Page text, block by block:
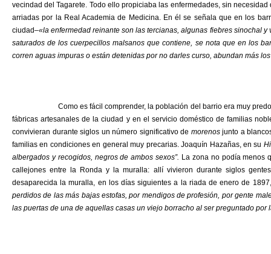
vecindad del Tagarete. Todo ello propiciaba las enfermedades, sin
arriadas por la Real Academia de Medicina. En él se señala que en los
ciudad–«la enfermedad reinante son las tercianas, algunas fiebres sinochal
saturados de los cuerpecillos malsanos que contiene, se nota que en los
corren aguas impuras o están detenidas por no darles curso, abundan más
Como es fácil comprender, la población del barrio era muy
fábricas artesanales de la ciudad y en el servicio doméstico de familias
convivieran durante siglos un número significativo de morenosjunto a
familias en condiciones en general muy precarias. Joaquín Hazañas, en su
albergados y recogidos, negros de ambos sexos”. La zona no podía menos
callejones entre la Ronda y la muralla: allí vivieron durante siglos
desaparecida la muralla, en los días siguientes a la riada de enero de
perdidos de las más bajas estofas, por mendigos de profesión, por gente
las puertas de una de aquellas casas un viejo borracho al ser preguntado